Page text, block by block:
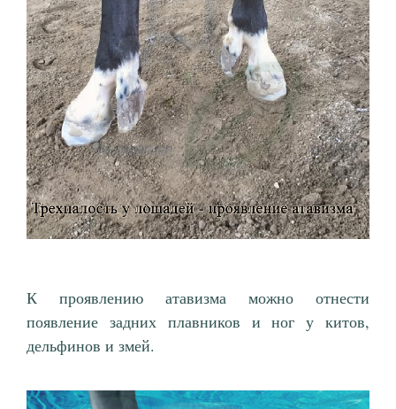
К проявлению атавизма можно отнести
появление задних плавников и ног у китов,
дельфинов и змей.